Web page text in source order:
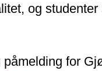
og
for